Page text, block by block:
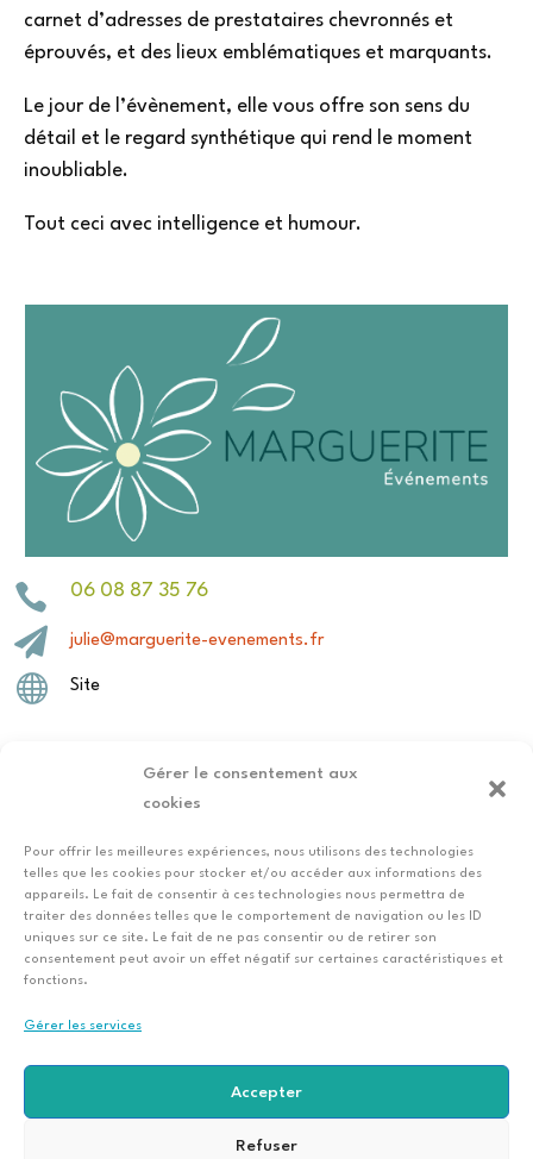
Gérer le consentement aux
cookies
Pour offrir les meilleures expériences, nous utilisons des technologies
telles que les cookies pour stocker et/ou accéder aux informations des
appareils. Le fait de consentir à ces technologies nous permettra de
traiter des données telles que le comportement de navigation ou les ID
uniques sur ce site. Le fait de ne pas consentir ou de retirer son
consentement peut avoir un effet négatif sur certaines caractéristiques et
fonctions.
Gérer les services
Accepter
Refuser
carnet d’adresses de prestataires chevronnés et
éprouvés, et des lieux emblématiques et marquants.
Le jour de l’évènement, elle vous offre son sens du
détail et le regard synthétique qui rend le moment
inoubliable.
Tout ceci avec intelligence et humour.
 06 08 87 35 76
 julie@marguerite-evenements.fr
 Site
←Vincent
Combet
géomètre-
expert
Laura Langlois,
photographe
de famille
→
© Club CERE 2022.
communicants,